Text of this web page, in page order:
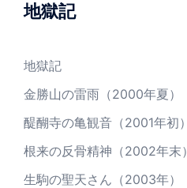
地獄記
地獄記
金勝山の雷雨（2000年夏）
醍醐寺の亀観音（2001年初）
根来の反骨精神（2002年末）
生駒の聖天さん（2003年）